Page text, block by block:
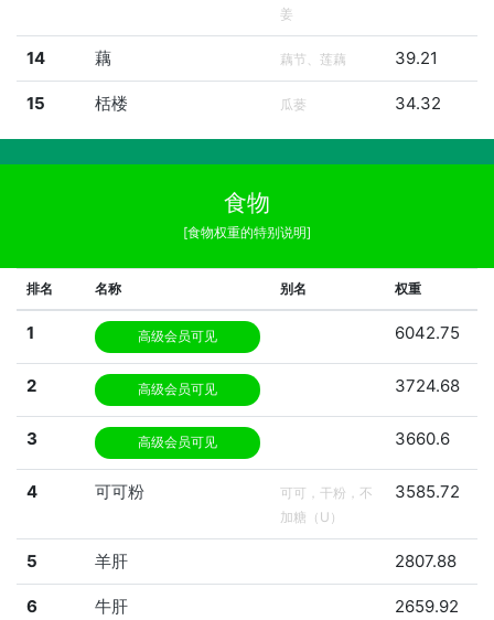
姜
14 藕 藕节、莲藕 39.21
15 栝楼 瓜蒌 34.32
食物
[食物权重的特别说明]
排名 名称 别名 权重
1 高级会员可见 6042.75
2 高级会员可见 3724.68
3 高级会员可见 3660.6
4 可可粉
可可，干粉，不
加糖（U）
3585.72
5 羊肝 2807.88
6 牛肝 2659.92